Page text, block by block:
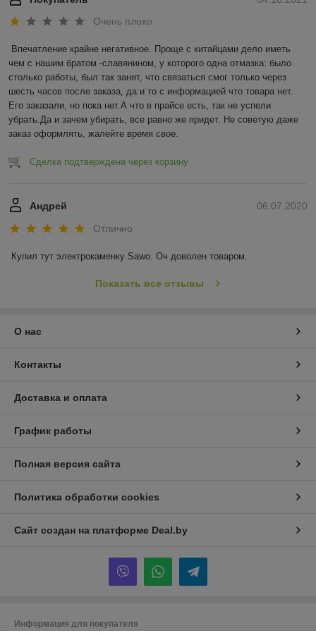
Очень плохо
Впечатление крайне негативное. Проще с китайцами дело иметь
чем с нашим братом -славянином, у которого одна отмазка: было
столько работы, был так занят, что связаться смог только через
шесть часов после заказа, да и то с информацией что товара нет.
Его заказали, но пока нет.А что в прайсе есть, так не успели
убрать.Да и зачем убирать, все равно же придет. Не советую даже
заказ оформлять, жалейте время свое.
Сделка подтверждена через корзину
06.07.2020
Андрей
Отлично
Купил тут электрокаменку Sawo. Оч доволен товаром.
Показать все отзывы
О нас
Контакты
Доставка и оплата
График работы
Полная версия сайта
Политика обработки cookies
Сайт создан на платформе Deal.by
Информация для покупателя